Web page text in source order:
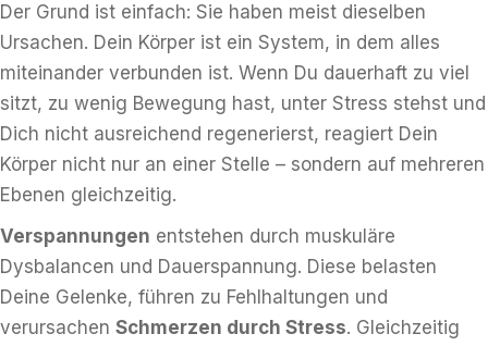
Der Grund ist einfach: Sie haben meist dieselben
Ursachen. Dein Körper ist ein System, in dem alles
miteinander verbunden ist. Wenn Du dauerhaft zu viel
sitzt, zu wenig Bewegung hast, unter Stress stehst und
Dich nicht ausreichend regenerierst, reagiert Dein
Körper nicht nur an einer Stelle – sondern auf mehreren
Ebenen gleichzeitig.
Verspannungen entstehen durch muskuläre
Dysbalancen und Dauerspannung. Diese belasten
Deine Gelenke, führen zu Fehlhaltungen und
verursachen Schmerzen durch Stress. Gleichzeitig